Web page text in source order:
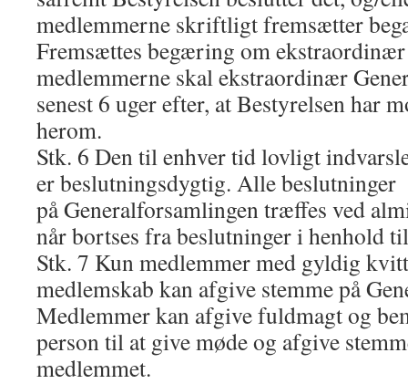
medlemmerne skriftligt fremsætter
Fremsættes begæring om
medlemmerne skal ekstraordinær
senest 6 uger efter, at Bestyrelsen har
herom.
Stk. 6 Den til enhver tid lovligt
er beslutningsdygtig. Alle beslutninger
på Generalforsamlingen træffes ved
når bortses fra beslutninger i henhold
Stk. 7 Kun medlemmer med gyldig
medlemskab kan afgive stemme på
Medlemmer kan afgive fuldmagt og
person til at give møde og afgive
medlemmet.